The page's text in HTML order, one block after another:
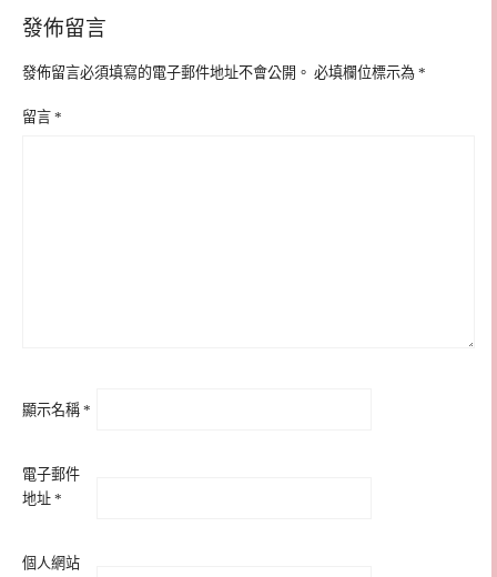
發佈留言
發佈留言必須填寫的電子郵件地址不會公開。 必填欄位標示為 *
留言 *
顯示名稱 *
電子郵件
地址 *
個人網站